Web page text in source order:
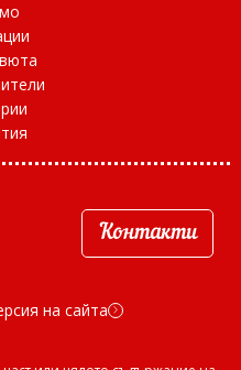
Контакти
на сайта d